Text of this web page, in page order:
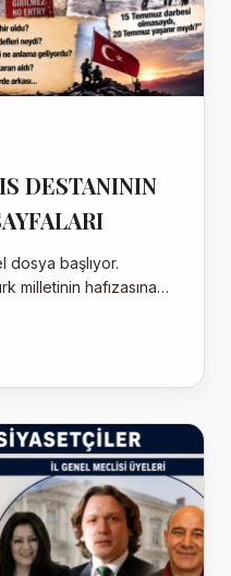
DESTANININ
dosya başlıyor.
milletinin hafızasına…